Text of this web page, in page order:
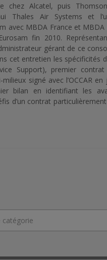
chez Alcatel, puis
Thales Air Systems et
avec MBDA France et
fin 2010.
gérant de ce
cet entretien les spécificités
Support), premier contrat
signé avec l’OCCAR en
bilan en identifiant les
d’un contrat